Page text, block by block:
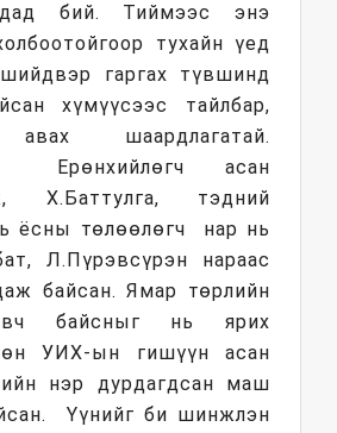
бий. Тиймээс энэ
тухайн үед
гаргах түвшинд
хүмүүсээс тайлбар,
авах шаардлагатай.
Ерөнхийлөгч асан
Х.Баттулга, тэдний
ёсны төлөөлөгч нар нь
Л.Пүрэвсүрэн нараас
байсан. Ямар төрлийн
байсныг нь ярих
УИХ-ын гишүүн асан
нэр дурдагдсан маш
Үүнийг би шинжлэн